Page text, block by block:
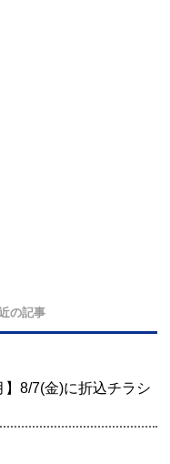
の記事
】8/7(金)に折込チラシ